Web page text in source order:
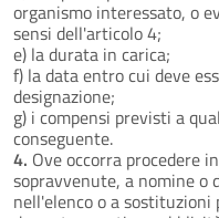
organismo interessato, o
sensi dell'articolo 4;
e) la durata in carica;
f) la data entro cui deve
designazione;
g) i compensi previsti a
conseguente.
4. Ove occorra procedere
sopravvenute, a nomine o
nell'elenco o a sostituzioni